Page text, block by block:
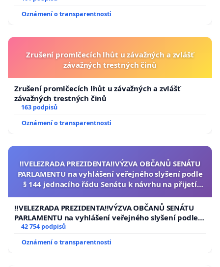
Oznámení o transparentnosti
Zrušení promlčecích lhůt u závažných a zvlášť
závažných trestných činů
Zrušení promlčecích lhůt u závažných a zvlášť
závažných trestných činů
163 podpisů
Oznámení o transparentnosti
‼️VELEZRADA PREZIDENTA‼️VÝZVA OBČANŮ SENÁTU
PARLAMENTU na vyhlášení veřejného slyšení podle
§ 144 jednacího řádu Senátu k návrhu na přijetí
republiky
‼️VELEZRADA PREZIDENTA‼️VÝZVA OBČANŮ SENÁTU
PARLAMENTU na vyhlášení veřejného slyšení podle §
144 jednacího řádu Senátu k návrhu na přijetí
usnesení k podání ústavní žaloby na prezidenta
republiky
42 754 podpisů
Oznámení o transparentnosti